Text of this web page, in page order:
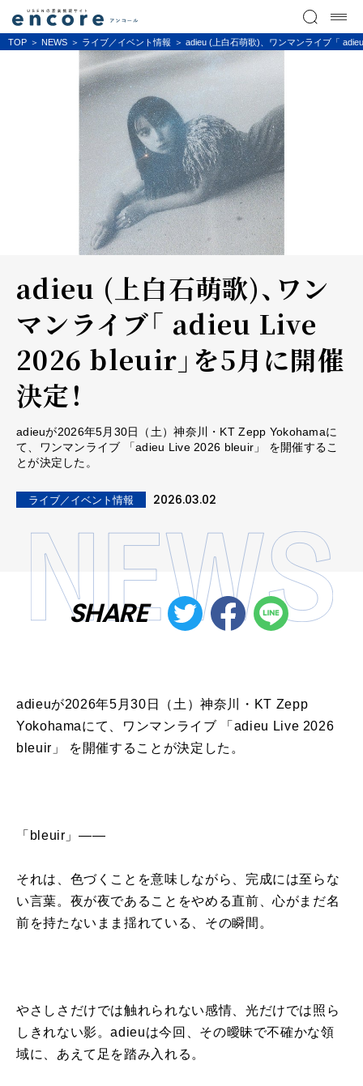
TOP NEWS ライブ／イベント情報 adieu (上白石萌歌)、ワンマンライブ「
adieu (上白石萌歌)、ワン
マンライブ「 adieu Live
2026 bleuir」を5月に開催
決定！
adieuが2026年5月30日（土）神奈川・KT Zepp Yokohamaに
て、ワンマンライブ 「adieu Live 2026 bleuir」 を開催するこ
とが決定した。
ライブ／イベント情報 2026.03.02
SHARE
adieuが2026年5月30日（土）神奈川・KT Zepp
Yokohamaにて、ワンマンライブ 「adieu Live 2026
bleuir」 を開催することが決定した。
「bleuir」——
それは、色づくことを意味しながら、完成には至らな
い言葉。夜が夜であることをやめる直前、心がまだ名
前を持たないまま揺れている、その瞬間。
やさしさだけでは触れられない感情、光だけでは照ら
しきれない影。adieuは今回、その曖昧で不確かな領
域に、あえて足を踏み入れる。